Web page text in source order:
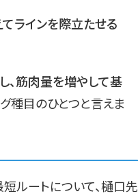
てラインを際立たせる
、筋肉量を増やして基
種目のひとつと言えま
ルートについて、樋口先